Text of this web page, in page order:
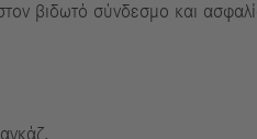
βιδωτό σύνδεσμο και